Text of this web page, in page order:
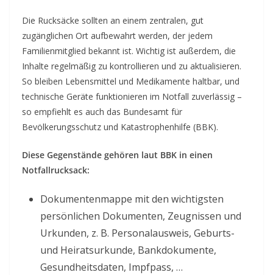
Die Rucksäcke sollten an einem zentralen, gut
zugänglichen Ort aufbewahrt werden, der jedem
Familienmitglied bekannt ist. Wichtig ist außerdem, die
Inhalte regelmäßig zu kontrollieren und zu aktualisieren.
So bleiben Lebensmittel und Medikamente haltbar, und
technische Geräte funktionieren im Notfall zuverlässig –
so empfiehlt es auch das Bundesamt für
Bevölkerungsschutz und Katastrophenhilfe (BBK).
Diese Gegenstände gehören laut BBK in einen
Notfallrucksack:
Dokumentenmappe mit den wichtigsten
persönlichen Dokumenten, Zeugnissen und
Urkunden, z. B. Personalausweis, Geburts-
und Heiratsurkunde, Bankdokumente,
Gesundheitsdaten, Impfpass, …